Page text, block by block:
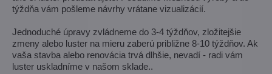
týždňa vám pošleme návrhy vrátane vizualizácií.
Jednoduché úpravy zvládneme do 3-4 týždňov, zložitejšie
zmeny alebo luster na mieru zaberú približne 8-10 týždňov. Ak
vaša stavba alebo renovácia trvá dlhšie, nevadí - radi vám
luster uskladníme v našom sklade..